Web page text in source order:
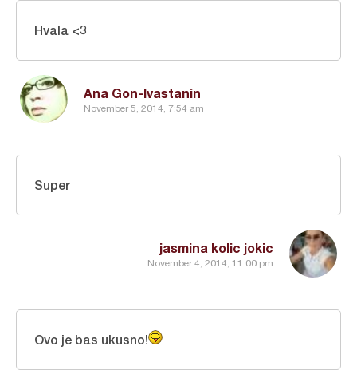
Ana Gon-Ivastanin
November 5, 2014, 7:54 am
Hvala <3
jasmina kolic jokic
November 4, 2014, 11:00 pm
Super
Ovo je bas ukusno!